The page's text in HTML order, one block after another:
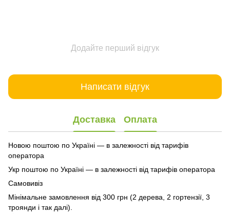
Додайте перший відгук
Написати відгук
Доставка Оплата
Новою поштою по Україні — в залежності від тарифів
оператора
Укр поштою по Україні — в залежності від тарифів оператора
Самовивіз
Мінімальне замовлення від 300 грн (2 дерева, 2 гортензії, 3
троянди і так далі).